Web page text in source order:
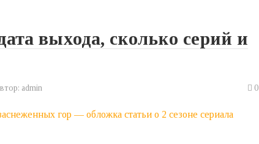
выхода, сколько серий и
admin 0